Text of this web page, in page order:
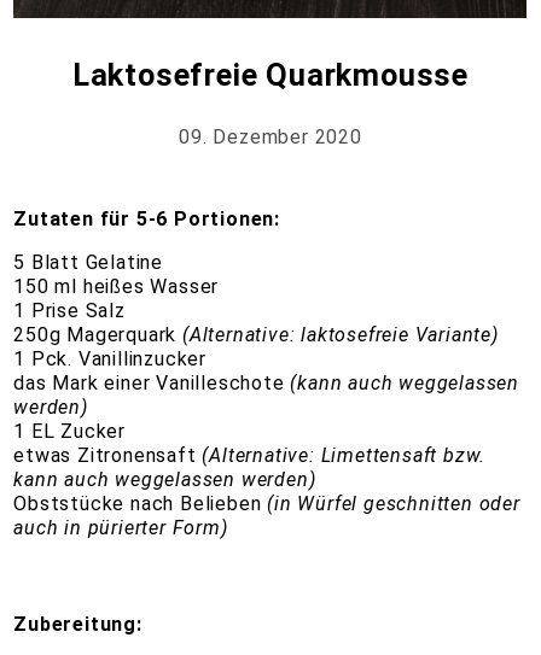
Laktosefreie Quarkmousse
09. Dezember 2020
Zutaten für 5-6 Portionen:
5 Blatt Gelatine
150 ml heißes Wasser
1 Prise Salz
250g Magerquark (Alternative: laktosefreie Variante)
1 Pck. Vanillinzucker
das Mark einer Vanilleschote (kann auch weggelassen
werden)
1 EL Zucker
etwas Zitronensaft (Alternative: Limettensaft bzw.
kann auch weggelassen werden)
Obststücke nach Belieben (in Würfel geschnitten oder
auch in pürierter Form)
Zubereitung: